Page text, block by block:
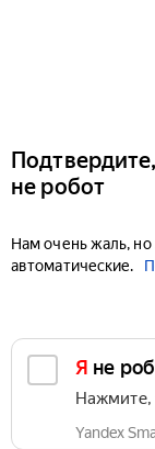
не робот
Нам очень жаль, но
автоматические.
Я не
Нажмите,
Yandex